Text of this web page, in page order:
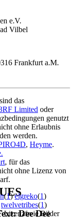
Dee Dee
e.V.
Vilbel
Frankfurt a.M.
das
Limited oder
genutzt
ohne Erlaubnis
werden.
, Heyme.
, für das
ohne Lizenz von
(1)elgreko(1)
twelvetribes(1)
Lizenzfreie Bilder